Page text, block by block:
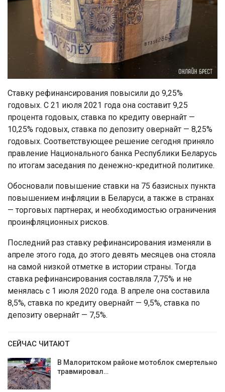
Ставку рефинансирования повысили до 9,25%
годовых. С 21 июля 2021 года она составит 9,25
процента годовых, ставка по кредиту овернайт —
10,25% годовых, ставка по депозиту овернайт — 8,25%
годовых. Соответствующее решение сегодня приняло
правление Национального банка Республики Беларусь
по итогам заседания по денежно-кредитной политике.
Обосновали повышение ставки на 75 базисных пункта
повышением инфляции в Беларуси, а также в странах
— торговых партнерах, и необходимостью ограничения
проинфляционных рисков.
Последний раз ставку рефинансирования изменяли в
апреле этого года, до этого девять месяцев она стояла
на самой низкой отметке в истории страны. Тогда
ставка рефинансирования составляла 7,75% и не
менялась с 1 июля 2020 года. В апреле она составила
8,5%, ставка по кредиту овернайт — 9,5%, ставка по
депозиту овернайт — 7,5%.
СЕЙЧАС ЧИТАЮТ
В Малоритском районе мотоблок смертельно
травмировал…